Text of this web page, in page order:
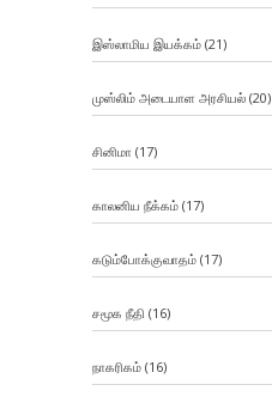
இஸ்லாமிய இயக்கம்(21)
முஸ்லிம் அடையாள அரசியல்(20)
சினிமா (17)
காலனிய நீக்கம்(17)
கடும்போக்குவாதம்(17)
சமூக நீதி (16)
நாகரிகம்(16)